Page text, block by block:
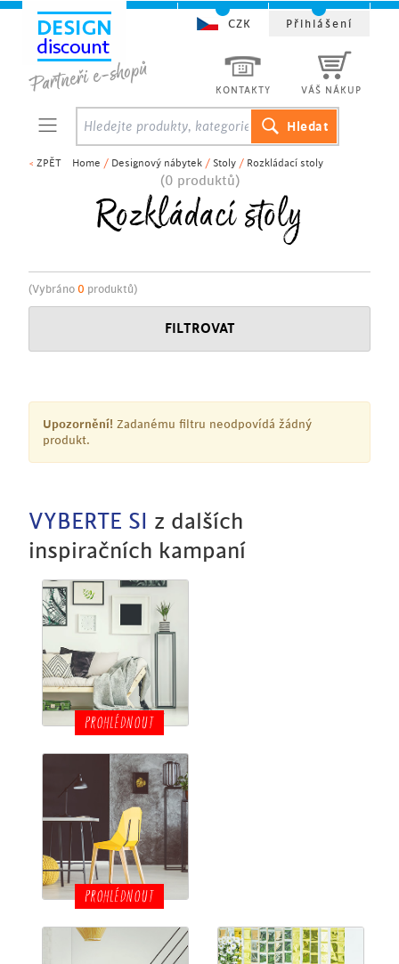
< ZPĚT Home / Designový nábytek / Stoly / Rozkládací stoly
(0 produktů)
Rozkládací stoly
(Vybráno 0 produktů)
FILTROVAT
Upozornění! Zadanému filtru neodpovídá žádný
produkt.
VYBERTE SI
z dalších
inspiračních kampaní
PROHLÉDNOUT
PROHLÉDNOUT
KONTAKTY VÁŠ NÁKUP
CZK Přihlášení